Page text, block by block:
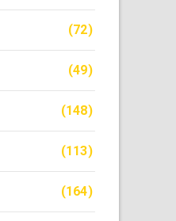
(72)
(49)
(148)
(113)
(164)